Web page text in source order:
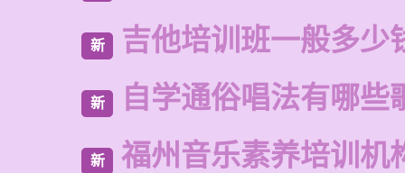
新 吉他培训班一般多少
新 自学通俗唱法有哪些
新 福州音乐素养培训机